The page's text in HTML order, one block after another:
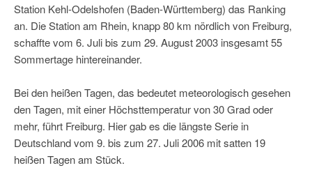
Station Kehl-Odelshofen (Baden-Württemberg) das Ranking
an. Die Station am Rhein, knapp 80 km nördlich von Freiburg,
schaffte vom 6. Juli bis zum 29. August 2003 insgesamt 55
Sommertage hintereinander.
Bei den heißen Tagen, das bedeutet meteorologisch gesehen
den Tagen, mit einer Höchsttemperatur von 30 Grad oder
mehr, führt Freiburg. Hier gab es die längste Serie in
Deutschland vom 9. bis zum 27. Juli 2006 mit satten 19
heißen Tagen am Stück.